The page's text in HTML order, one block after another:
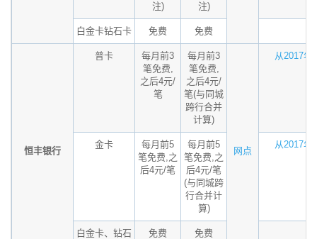
注)
注)
白金卡钻石卡 免费 免费
恒丰银行
普卡
每月前3
笔免费,
之后4元/
笔
每月前3
笔免费,
之后4元/
笔(与同城
跨行合并
计算)
网点
从2017年
金卡
每月前5
笔免费,之
后4元/笔
每月前5
笔免费,之
后4元/笔
(与同城跨
行合并计
算)
从2017年
白金卡、钻石
免费 免费